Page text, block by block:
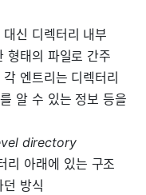
신 디렉터리 내부
형태의 파일로 간주
엔트리는 디렉터리
알 수 있는 정보 등을
directory
리 아래에 있는 구조
방식